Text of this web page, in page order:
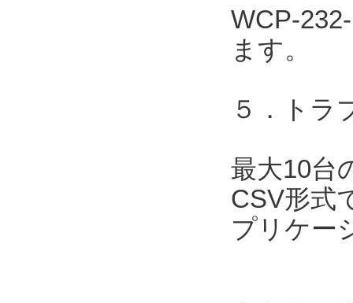
WCP-
ます。
５．トラ
最大10台
CSV形式
プリケー